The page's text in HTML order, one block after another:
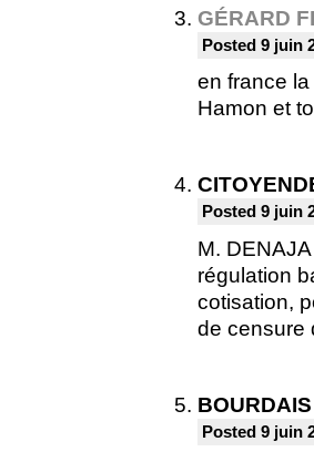
GÉRARD
Posted 9 juin
en france
Hamon et
Posted 9 juin
M.
régulation
cotisation,
de censure
Posted 9 juin